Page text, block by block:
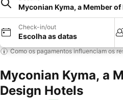
Myconian Kyma, a Member
Check-in/out
Escolha as datas
Como os pagamentos influenciam os
Myconian Kyma, a
Design Hotels